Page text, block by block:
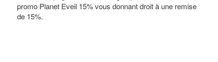
promo Planet Eveil 15% vous donnant droit à une remise
de 15%.